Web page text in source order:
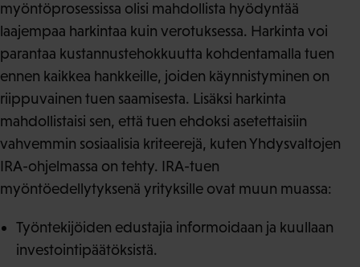
myöntöprosessissa olisi mahdollista hyödyntää
laajempaa harkintaa kuin verotuksessa. Harkinta voi
parantaa kustannustehokkuutta kohdentamalla tuen
ennen kaikkea hankkeille, joiden käynnistyminen on
riippuvainen tuen saamisesta. Lisäksi harkinta
mahdollistaisi sen, että tuen ehdoksi asetettaisiin
vahvemmin sosiaalisia kriteerejä, kuten Yhdysvaltojen
IRA-ohjelmassa on tehty. IRA-tuen
myöntöedellytyksenä yrityksille ovat muun muassa:
Työntekijöiden edustajia informoidaan ja kuullaan
investointipäätöksistä.